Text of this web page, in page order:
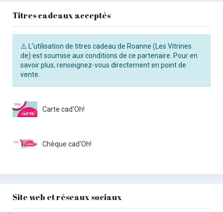
Titres cadeaux acceptés
⚠️ L’utilisation de titres cadeau de Roanne (Les Vitrines
de) est soumise aux conditions de ce partenaire. Pour en
savoir plus, renseignez-vous directement en point de
vente.
Carte cad'Oh!
Chèque cad'Oh!
Site web et réseaux sociaux